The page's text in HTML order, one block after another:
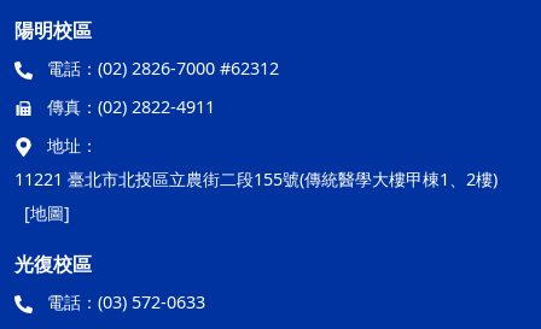
陽明校區
電話： (02) 2826-7000 #62312
傳真： (02) 2822-4911
地址：
11221 臺北市北投區立農街二段155號(傳統醫學大樓甲棟1、2樓)
[地圖]
光復校區
電話： (03) 572-0633